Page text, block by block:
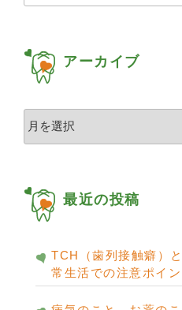
for:
アーカイブ
ア
ブ
最近の投稿
TCH（歯列接触癖）
常生活での注意ポイン